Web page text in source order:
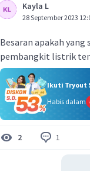
Kayla L
28 September 2023
Besaran apakah
pembangkit listrik
Ikuti Tryout
Habis dalam
2 1